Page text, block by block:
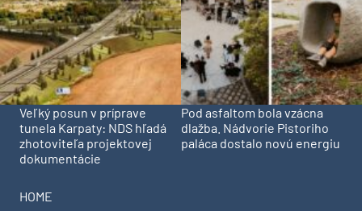
Veľký posun v príprave
tunela Karpaty: NDS hľadá
zhotoviteľa projektovej
dokumentácie
Pod asfaltom bola vzácna
dlažba. Nádvorie Pistoriho
paláca dostalo novú energiu
HOME